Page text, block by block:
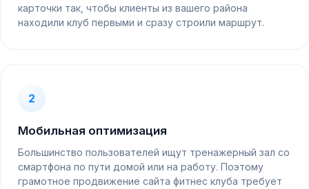
карточки так, чтобы клиенты из вашего района
находили клуб первыми и сразу строили маршрут.
2
Мобильная оптимизация
Большинство пользователей ищут тренажерный зал со
смартфона по пути домой или на работу. Поэтому
грамотное продвижение сайта фитнес клуба требует